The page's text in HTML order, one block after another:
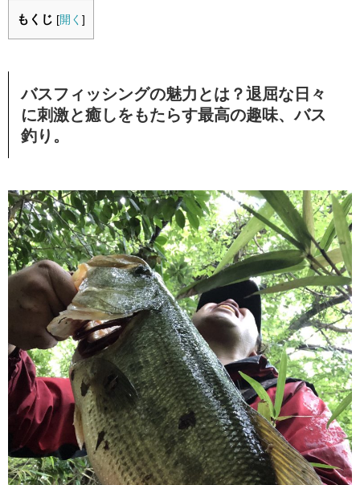
もくじ [開く ]
バスフィッシングの魅力とは？退屈な日々
に刺激と癒しをもたらす最高の趣味、バス
釣り。